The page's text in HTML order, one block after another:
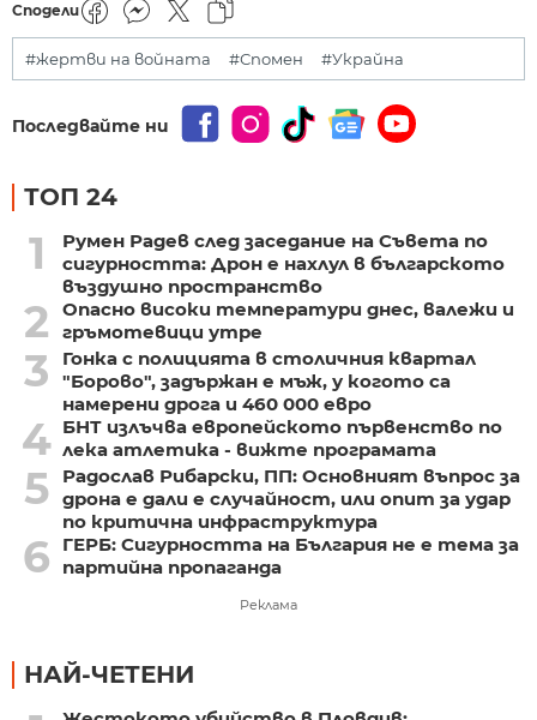
Сподели
#жертви на войната #Спомен #Украйна
Последвайте ни
ТОП 24
1
Румен Радев след заседание на Съвета по
сигурността: Дрон е нахлул в българското
въздушно пространство
2
Опасно високи температури днес, валежи и
гръмотевици утре
3
Гонка с полицията в столичния квартал
"Борово", задържан е мъж, у когото са
намерени дрога и 460 000 евро
4 БНТ излъчва европейското първенство по
лека атлетика - вижте програмата
5
Радослав Рибарски, ПП: Основният въпрос за
дрона е дали е случайност, или опит за удар
по критична инфраструктура
6
ГЕРБ: Сигурността на България не е тема за
партийна пропаганда
Реклама
НАЙ-ЧЕТЕНИ